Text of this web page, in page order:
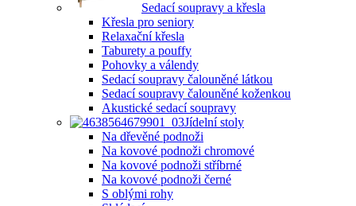
Sedací soupravy a křesla
Křesla pro seniory
Relaxační křesla
Taburety a pouffy
Pohovky a válendy
Sedací soupravy čalouněné látkou
Sedací soupravy čalouněné koženkou
Akustické sedací soupravy
Jídelní stoly
Na dřevěné podnoži
Na kovové podnoži chromové
Na kovové podnoži stříbrné
Na kovové podnoži černé
S oblými rohy